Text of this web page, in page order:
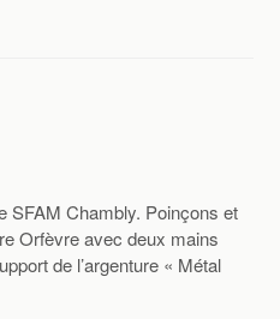
SFAM Chambly. Poinçons et
Orfèvre avec deux mains
de l’argenture « Métal